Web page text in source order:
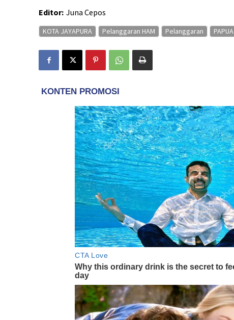
Editor: Juna Cepos
KOTA JAYAPURA Pelanggaran HAM Pelanggaran PAPUA